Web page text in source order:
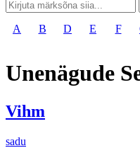
A B D E F
Unenägude
Vihm
sadu